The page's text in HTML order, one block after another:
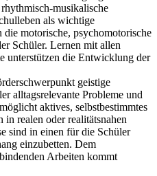
musikalische
als wichtige
motorische, psychomotorische
Schüler. Lernen mit allen
unterstützen die Entwicklung der
geistige
alltagsrelevante Probleme und
aktives, selbstbestimmtes
realen oder realitätsnahen
sind in einen für die Schüler
einzubetten. Dem
Arbeiten kommt